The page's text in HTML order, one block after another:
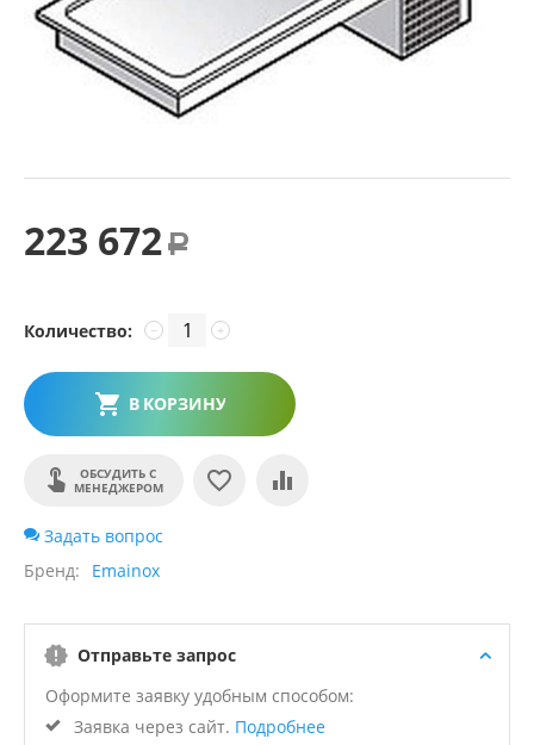
223 672 Р
Количество: +
−
В КОРЗИНУ
ОБСУДИТЬ С
МЕНЕДЖЕРОМ
Задать вопрос
Бренд
Emainox
Отправьте запрос
Оформите заявку удобным способом:
Заявка через сайт. Подробнее